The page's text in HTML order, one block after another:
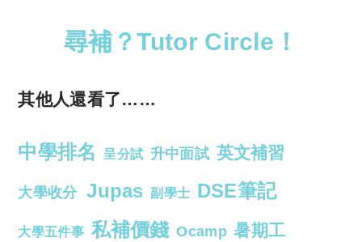
尋補？Tutor Circle！
其他人還看了……
中學排名 呈分試 升中面試 英文補習
大學收分 Jupas 副學士 DSE筆記
大學五件事 私補價錢 Ocamp 暑期工